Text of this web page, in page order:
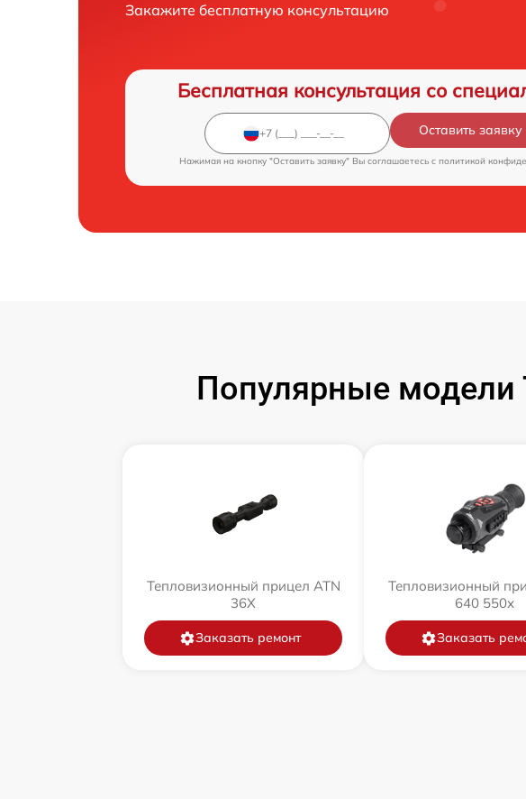
Закажите бесплатную консультацию
Бесплатная консультация со
Оставить заявку
Нажимая на кнопку "Оставить заявку" Вы соглашаетесь c политикой
Популярные модели
Тепловизионный прицел ATN
36X
Заказать ремонт
Тепловизионный
640 550x
Заказать